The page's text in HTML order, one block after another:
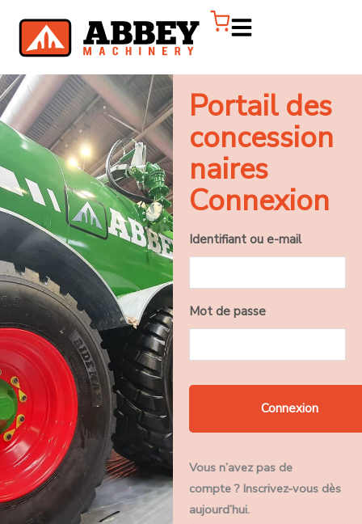
Portail des
concession
naires
Connexion
Identifiant ou e-mail
Mot de passe
Vous n’avez pas de
compte ? Inscrivez-vous dès
aujourd’hui.